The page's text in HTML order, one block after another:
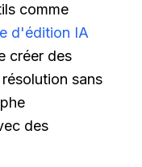
comme
d'édition IA
créer des
sans
des